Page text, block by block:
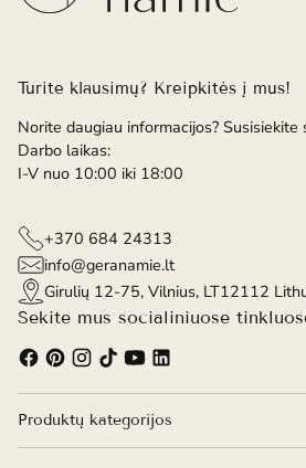
Turite klausimų? Kreipkitės į mus!
Norite daugiau informacijos? Susisiekite
Darbo laikas:
I-V nuo 10:00 iki 18:00
+370 684 24313
info@geranamie.lt
Girulių 12-75, Vilnius, LT12112
Sekite mus socialiniuose
Produktų kategorijos